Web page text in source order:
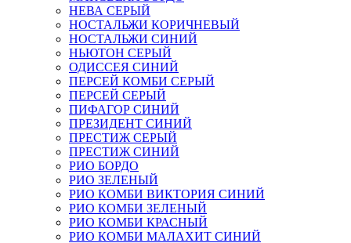
НЕВА СЕРЫЙ
НОСТАЛЬЖИ КОРИЧНЕВЫЙ
НОСТАЛЬЖИ СИНИЙ
НЬЮТОН СЕРЫЙ
ОДИССЕЯ СИНИЙ
ПЕРСЕЙ КОМБИ СЕРЫЙ
ПЕРСЕЙ СЕРЫЙ
ПИФАГОР СИНИЙ
ПРЕЗИДЕНТ СИНИЙ
ПРЕСТИЖ СЕРЫЙ
ПРЕСТИЖ СИНИЙ
РИО БОРДО
РИО ЗЕЛЕНЫЙ
РИО КОМБИ ВИКТОРИЯ СИНИЙ
РИО КОМБИ ЗЕЛЕНЫЙ
РИО КОМБИ КРАСНЫЙ
РИО КОМБИ МАЛАХИТ СИНИЙ